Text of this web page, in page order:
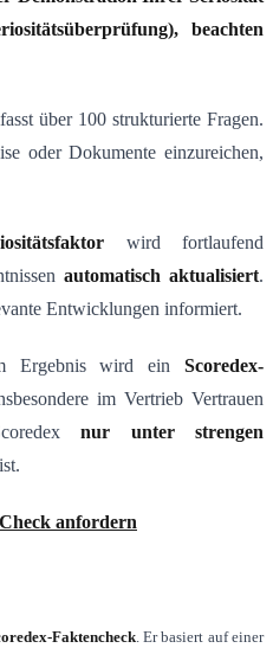
beachten
über 100 strukturierte Fragen.
oder Dokumente einzureichen,
wird fortlaufend
automatisch aktualisiert.
Entwicklungen informiert.
Ergebnis wird ein Scoredex-
im Vertrieb Vertrauen
nur unter strengen
ist.
anfordern
Faktencheck. Er basiert auf einer